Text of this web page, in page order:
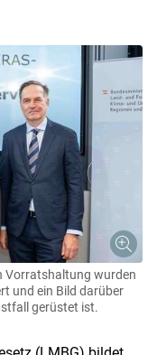
Vorratshaltung wurden
und ein Bild darüber
gerüstet ist.